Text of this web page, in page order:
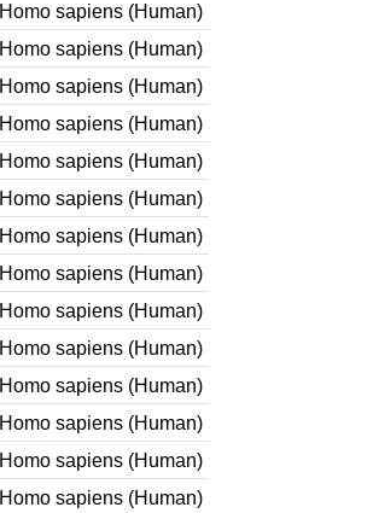
Homo sapiens (Human)
Homo sapiens (Human)
Homo sapiens (Human)
Homo sapiens (Human)
Homo sapiens (Human)
Homo sapiens (Human)
Homo sapiens (Human)
Homo sapiens (Human)
Homo sapiens (Human)
Homo sapiens (Human)
Homo sapiens (Human)
Homo sapiens (Human)
Homo sapiens (Human)
Homo sapiens (Human)